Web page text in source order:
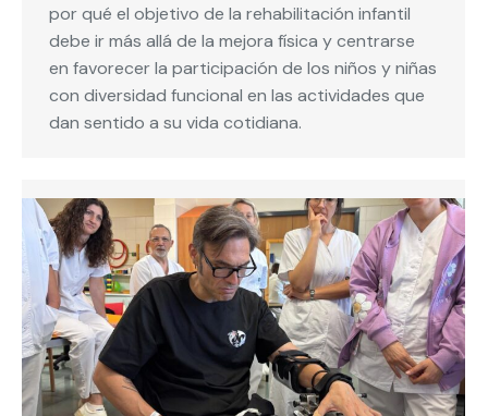
por qué el objetivo de la rehabilitación infantil
debe ir más allá de la mejora física y centrarse
en favorecer la participación de los niños y niñas
con diversidad funcional en las actividades que
dan sentido a su vida cotidiana.